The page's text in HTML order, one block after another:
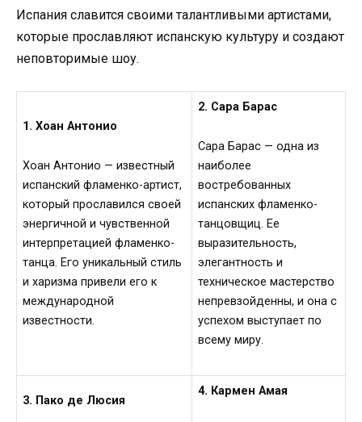
Испания славится своими талантливыми артистами,
которые прославляют испанскую культуру и создают
неповторимые шоу.
1. Хоан Антонио
Хоан Антонио — известный
испанский фламенко-артист,
который прославился своей
энергичной и чувственной
интерпретацией фламенко-
танца. Его уникальный стиль
и харизма привели его к
международной
известности.
2. Сара Барас
Сара Барас — одна из
наиболее
востребованных
испанских фламенко-
танцовщиц. Ее
выразительность,
элегантность и
техническое мастерство
непревзойденны, и она с
успехом выступает по
всему миру.
3. Пако де Люсия
4. Кармен Амая